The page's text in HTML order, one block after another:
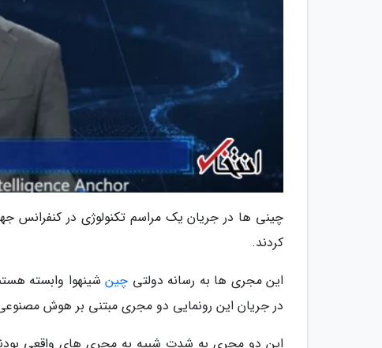
چینی ها در جریان یک مراسم تکنولوژی در کنفرانس
کردند.
این مجری ها به رسانه دولتی چین شینهوا وابسته
در جریان این رونمایی دو مجری مبتنی بر هوش
این دو مجری به شدت شبیه به مجری های واقعی